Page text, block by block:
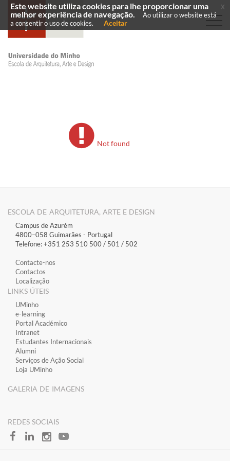
Not found
ESCOLA DE ARQUITETURA, ARTE E DESIGN
Campus de Azurém
4800–058 Guimarães​ - Portugal
Telefone: +351 253 510 500 / 501 / 502
Contacte-nos
Contactos
Localização
LINKS ÚTEIS
​UMinho
​e-learning
​Portal Académico
​Intranet
Estudantes Inter​​nacionais
Alumni
Serviços de Ação Social
Loja UMinho
GALERIA DE IMAGENS
​REDES SOCIAIS
Este website utiliza cookies para lhe proporcionar uma
melhor experiência de navegação.
Ao utilizar o website está
a consentir o uso de cookies.
Aceitar
x